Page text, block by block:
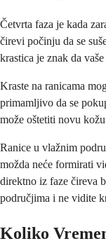
Četvrta faza je kada
čirevi počinju da se
krastica je znak da
Kraste na ranicama
primamljivo da se
može oštetiti novu
Ranice u vlažnim
možda neće formirati
direktno iz faze čireva
područjima i ne vidite
Koliko